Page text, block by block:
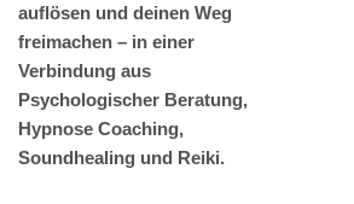
auflösen und deinen Weg
freimachen – in einer
Verbindung aus
Psychologischer Beratung,
Hypnose Coaching,
Soundhealing und Reiki.